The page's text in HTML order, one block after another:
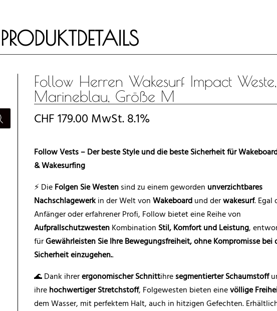
Follow Herren Wakesurf Impact Weste,
Marineblau, Größe M
CHF 179.00 MwSt. 8.1%
Follow Vests – Der beste Style und die beste Sicherheit für
& Wakesurfing
⚡ Die Folgen Sie Westen sind zu einem geworden unverzichtbares
Nachschlagewerk in der Welt vonWakeboard und derwakesurf. Egal
Anfänger oder erfahrener Profi, Follow bietet eine Reihe von
Aufprallschutzwesten Kombination Stil, Komfort und Leistung,
fürGewährleisten Sie Ihre Bewegungsfreiheit, ohne Kompromisse bei
Sicherheit einzugehen..
🌊 Dank ihrerergonomischer Schnittihre segmentierter Schaumstoff
ihre hochwertiger Stretchstoff, Folgewesten bieten einevöllige
dem Wasser, mit perfektem Halt, auch in hitzigen Gefechten.